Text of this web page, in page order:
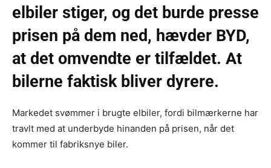
elbiler stiger, og det burde presse
prisen på dem ned, hævder BYD,
at det omvendte er tilfældet. At
bilerne faktisk bliver dyrere.
Markedet svømmer i brugte elbiler, fordi bilmærkerne har
travlt med at underbyde hinanden på prisen, når det
kommer til fabriksnye biler.